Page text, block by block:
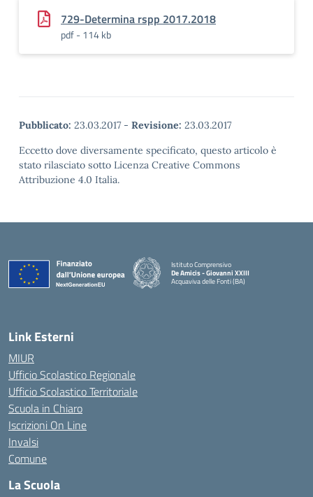
729-Determina rspp 2017.2018
pdf - 114 kb
Pubblicato: 23.03.2017 - Revisione: 23.03.2017
Eccetto dove diversamente specificato, questo articolo è
stato rilasciato sotto Licenza Creative Commons
Attribuzione 4.0 Italia.
Istituto Comprensivo
De Amicis - Giovanni XXIII
Acquaviva delle Fonti (BA)
— Visita la pagina iniziale della scuola
Link Esterni
MIUR
Ufficio Scolastico Regionale
Ufficio Scolastico Territoriale
Scuola in Chiaro
Iscrizioni On Line
Invalsi
Comune
La Scuola